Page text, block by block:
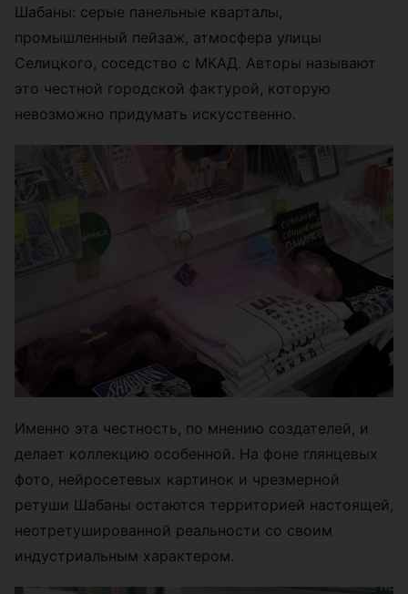
Шабаны: серые панельные кварталы,
промышленный пейзаж, атмосфера улицы
Селицкого, соседство с МКАД. Авторы называют
это честной городской фактурой, которую
невозможно придумать искусственно.
Именно эта честность, по мнению создателей, и
делает коллекцию особенной. На фоне глянцевых
фото, нейросетевых картинок и чрезмерной
ретуши Шабаны остаются территорией настоящей,
неотретушированной реальности со своим
индустриальным характером.